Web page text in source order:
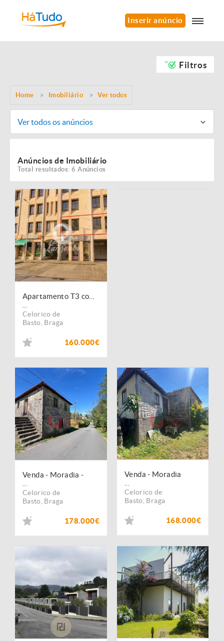
Inserir anúncio
Filtros
Home Imobiliário Ver todos
Ver todos os anúncios
Anúncios de Imobiliário
Total resultados: 6 Anúncios
Celorico de
Basto Braga
160.000€
Venda - Moradia -
Celorico de
Basto Braga
178.000€
Venda - Moradia
Celorico de
Basto Braga
168.000€